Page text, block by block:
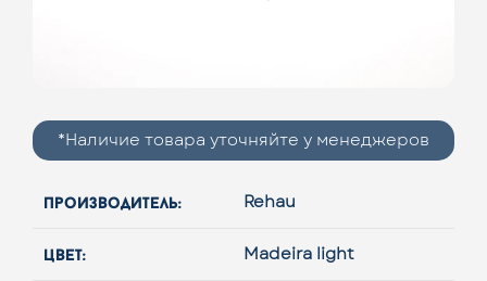
*Наличие товара уточняйте у менеджеров
производитель: Rehau
цвет: Madeira light